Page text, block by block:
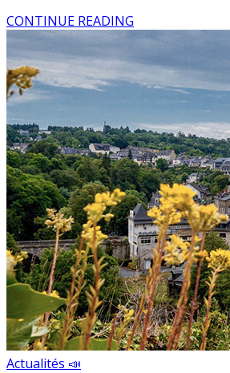
CONTINUE READING
Actualités 📣